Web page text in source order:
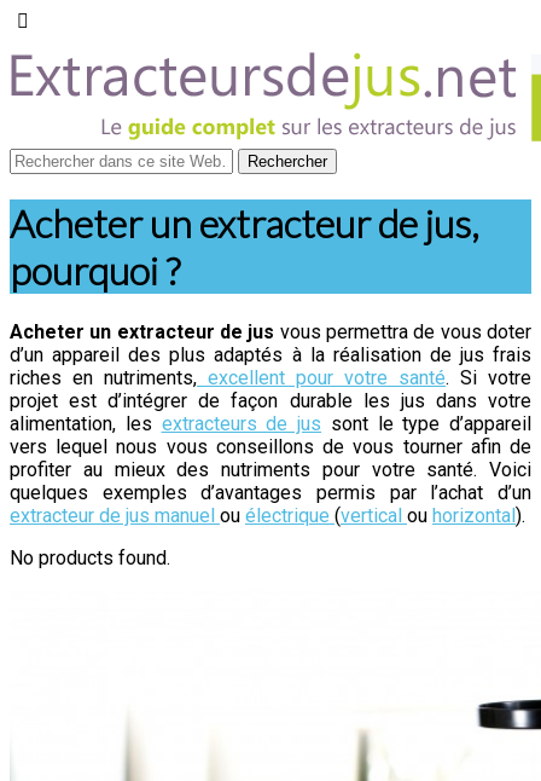
Acheter un extracteur de jus,
pourquoi ?
Acheter un extracteur de jus vous permettra de vous doter
d’un appareil des plus adaptés à la réalisation de jus frais
riches en nutriments, excellent pour votre santé. Si votre
projet est d’intégrer de façon durable les jus dans votre
alimentation, les extracteurs de jus sont le type d’appareil
vers lequel nous vous conseillons de vous tourner afin de
profiter au mieux des nutriments pour votre santé. Voici
quelques exemples d’avantages permis par l’achat d’un
extracteur de jus manuel ou électrique (vertical ou horizontal).
No products found.